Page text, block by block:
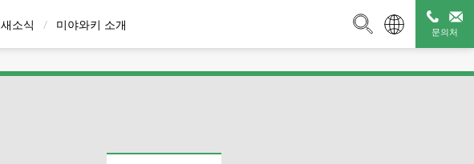
스팀 트랩 진단 서
새소식 미야와키 소개
문의처